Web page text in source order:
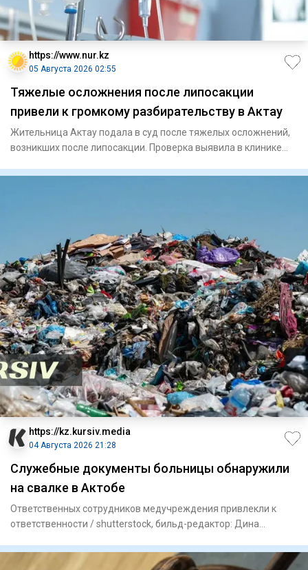
https://www.nur.kz
05 Августа 2026 02:55
Тяжелые осложнения после липосакции
привели к громкому разбирательству в Актау
Жительница Актау подала в суд после тяжелых осложнений,
возникших после липосакции. Проверка выявила в клинике
https://kz.kursiv.media
04 Августа 2026 21:28
Служебные документы больницы обнаружили
на свалке в Актобе
Ответственных сотрудников медучреждения привлекли к
ответственности / shutterstock, бильд-редактор: Дина